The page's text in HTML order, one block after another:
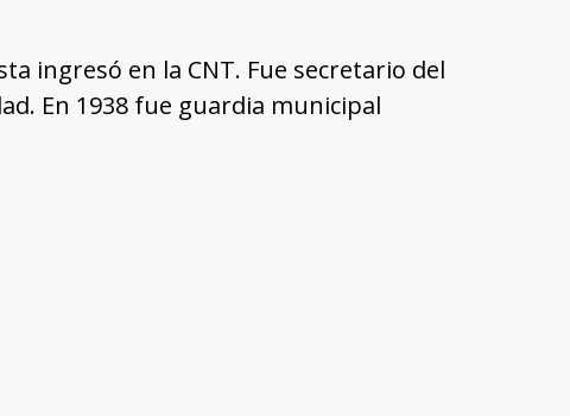
ingresó en la CNT. Fue secretario del
En 1938 fue guardia municipal